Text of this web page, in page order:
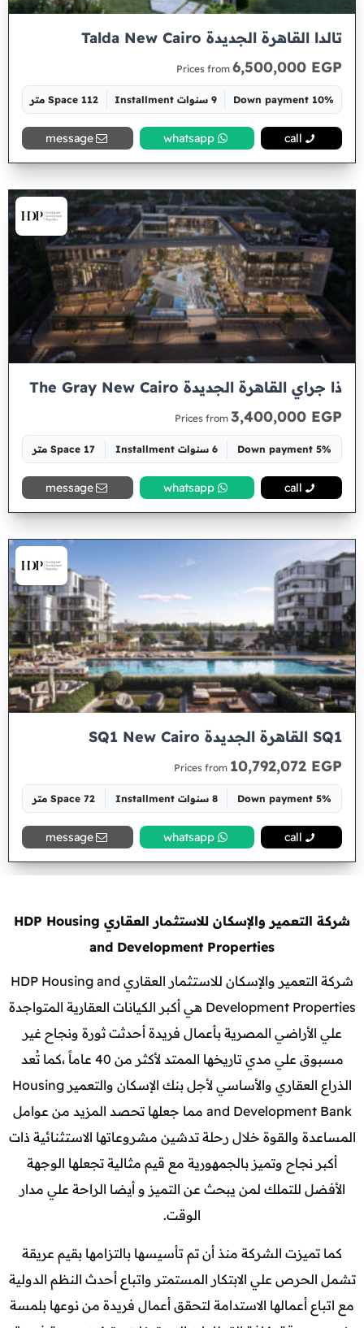
تالدا القاهرة الجديدة Talda New Cairo
Prices from 6,500,000 EGP
10% Down payment 9 سنوات Installment Space 112 متر
call
whatsapp
message
ذا جراي القاهرة الجديدة The Gray New Cairo
Prices from 3,400,000 EGP
5% Down payment 6 سنوات Installment Space 17 متر
call
whatsapp
message
SQ1 القاهرة الجديدة SQ1 New Cairo
Prices from 10,792,072 EGP
5% Down payment 8 سنوات Installment Space 72 متر
call
whatsapp
message
شركة التعمير والإسكان للاستثمار العقاري HDP Housing
and Development Properties
شركة التعمير والإسكان للاستثمار العقاري HDP Housing and
Development Properties هي أكبر الكيانات العقارية المتواجدة
علي الأراضي المصرية بأعمال فريدة أحدثت ثورة ونجاح غير
مسبوق علي مدي تاريخها الممتد لأكثر من 40 عاماً ،كما تُعد
الذراع العقاري والأساسي لأجل بنك الإسكان والتعمير Housing
and Development Bank مما جعلها تحصد المزيد من عوامل
المساعدة والقوة خلال رحلة تدشين مشروعاتها الاستثنائية ذات
أكبر نجاح وتميز بالجمهورية مع قيم مثالية تجعلها الوجهة
الأفضل للتملك لمن يبحث عن التميز و أيضا الراحة علي مدار
الوقت.
كما تميزت الشركة منذ أن تم تأسيسها بالتزامها بقيم عريقة
تشمل الحرص علي الابتكار المستمتر واتباع أحدث النظم الدولية
مع اتباع أعمالها الاستدامة لتحقق أعمال فريدة من نوعها بلمسة